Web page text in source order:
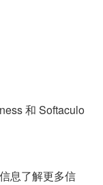
和 Softaculo
息了解更多信